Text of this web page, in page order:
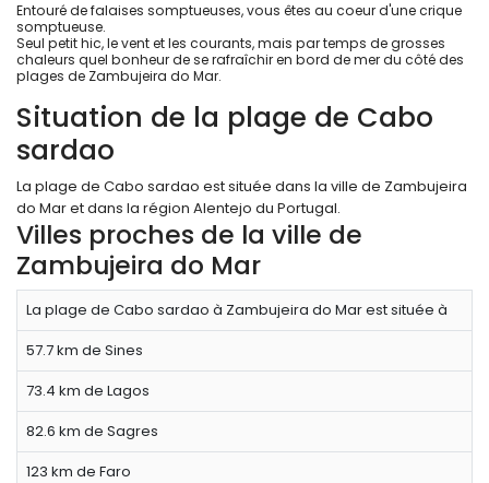
Entouré de falaises somptueuses, vous êtes au coeur d'une crique
somptueuse.
Seul petit hic, le vent et les courants, mais par temps de grosses
chaleurs quel bonheur de se rafraîchir en bord de mer du côté des
plages de Zambujeira do Mar.
Situation de la plage de Cabo
sardao
La plage de Cabo sardao est située dans la ville de Zambujeira
do Mar et dans la région Alentejo du Portugal.
Villes proches de la ville de
Zambujeira do Mar
La plage de Cabo sardao à Zambujeira do Mar est située à
57.7 km de Sines
73.4 km de Lagos
82.6 km de Sagres
123 km de Faro